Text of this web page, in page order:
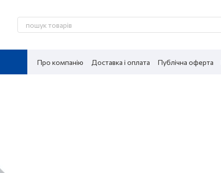
Про компанію Доставка і оплата Публічна оферта